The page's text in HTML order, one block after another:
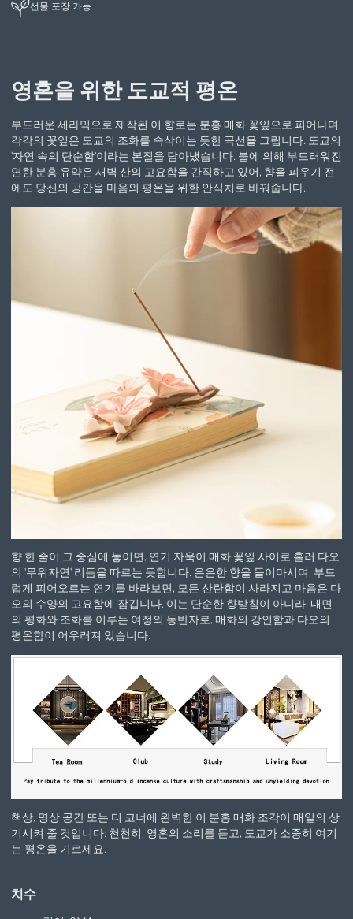
선물 포장 가능
영혼을 위한 도교적 평온
부드러운 세라믹으로 제작된 이 향로는 분홍 매화 꽃잎으로 피어나며,
각각의 꽃잎은 도교의 조화를 속삭이는 듯한 곡선을 그립니다. 도교의
'자연 속의 단순함'이라는 본질을 담아냈습니다. 불에 의해 부드러워진
연한 분홍 유약은 새벽 산의 고요함을 간직하고 있어, 향을 피우기 전
에도 당신의 공간을 마음의 평온을 위한 안식처로 바꿔줍니다.
향 한 줄이 그 중심에 놓이면, 연기 자욱이 매화 꽃잎 사이로 흘러 다오
의 '무위자연' 리듬을 따르는 듯합니다. 은은한 향을 들이마시며, 부드
럽게 피어오르는 연기를 바라보면, 모든 산란함이 사라지고 마음은 다
오의 수양의 고요함에 잠깁니다. 이는 단순한 향받침이 아니라, 내면
의 평화와 조화를 이루는 여정의 동반자로, 매화의 강인함과 다오의
평온함이 어우러져 있습니다.
책상, 명상 공간 또는 티 코너에 완벽한 이 분홍 매화 조각이 매일의 상
기시켜 줄 것입니다: 천천히, 영혼의 소리를 듣고, 도교가 소중히 여기
는 평온을 기르세요.
치수